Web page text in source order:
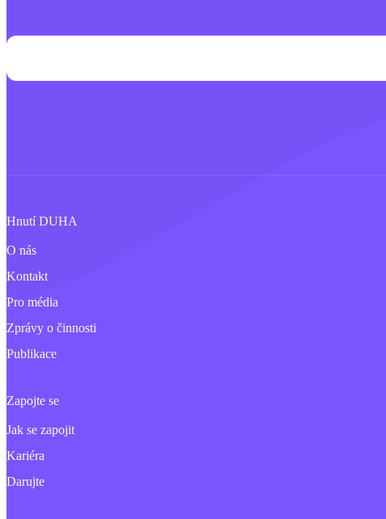
Hnutí DUHA
O nás
Kontakt
Pro média
Zprávy o činnosti
Publikace
Zapojte se
Jak se zapojit
Kariéra
Darujte